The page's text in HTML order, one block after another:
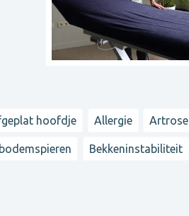
hoofdje Allergie Artrose
Bekkeninstabiliteit